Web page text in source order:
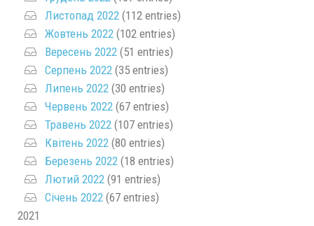
Листопад 2022 (112 entries)
Жовтень 2022 (102 entries)
Вересень 2022 (51 entries)
Серпень 2022 (35 entries)
Липень 2022 (30 entries)
Червень 2022 (67 entries)
Травень 2022 (107 entries)
Квітень 2022 (80 entries)
Березень 2022 (18 entries)
Лютий 2022 (91 entries)
Січень 2022 (67 entries)
2021